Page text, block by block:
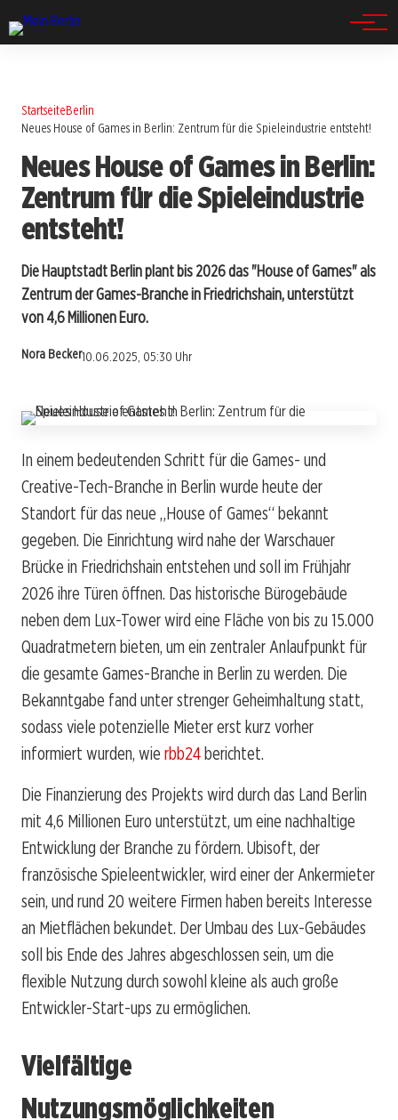
StartseiteBerlin
Neues House of Games in Berlin: Zentrum für die Spieleindustrie entsteht!
Neues House of Games in Berlin:
Zentrum für die Spieleindustrie
entsteht!
Die Hauptstadt Berlin plant bis 2026 das "House of Games" als
Zentrum der Games-Branche in Friedrichshain, unterstützt
von 4,6 Millionen Euro.
Nora Becker10.06.2025, 05:30 Uhr
In einem bedeutenden Schritt für die Games- und
Creative-Tech-Branche in Berlin wurde heute der
Standort für das neue „House of Games“ bekannt
gegeben. Die Einrichtung wird nahe der Warschauer
Brücke in Friedrichshain entstehen und soll im Frühjahr
2026 ihre Türen öffnen. Das historische Bürogebäude
neben dem Lux-Tower wird eine Fläche von bis zu 15.000
Quadratmetern bieten, um ein zentraler Anlaufpunkt für
die gesamte Games-Branche in Berlin zu werden. Die
Bekanntgabe fand unter strenger Geheimhaltung statt,
sodass viele potenzielle Mieter erst kurz vorher
informiert wurden, wie rbb24berichtet.
Die Finanzierung des Projekts wird durch das Land Berlin
mit 4,6 Millionen Euro unterstützt, um eine nachhaltige
Entwicklung der Branche zu fördern. Ubisoft, der
französische Spieleentwickler, wird einer der Ankermieter
sein, und rund 20 weitere Firmen haben bereits Interesse
an Mietflächen bekundet. Der Umbau des Lux-Gebäudes
soll bis Ende des Jahres abgeschlossen sein, um die
flexible Nutzung durch sowohl kleine als auch große
Entwickler-Start-ups zu ermöglichen.
Vielfältige
Nutzungsmöglichkeiten